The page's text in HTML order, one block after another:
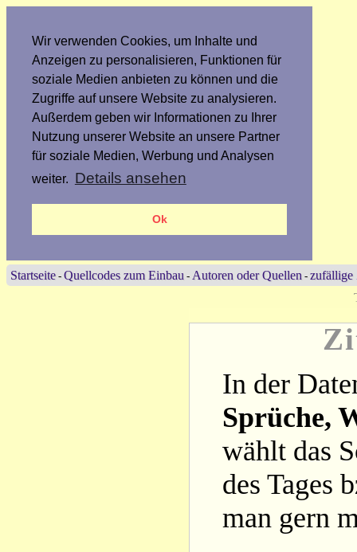
Wir verwenden Cookies, um Inhalte und
Anzeigen zu personalisieren, Funktionen für
soziale Medien anbieten zu können und die
Zugriffe auf unsere Website zu analysieren.
Außerdem geben wir Informationen zu Ihrer
Nutzung unserer Website an unsere Partner
für soziale Medien, Werbung und Analysen
weiter. Details ansehen
Ok
Startseite - Quellcodes zum Einbau - Autoren oder Quellen - zufällige
In der
Sprüche,
wählt das
des Tages
man gern